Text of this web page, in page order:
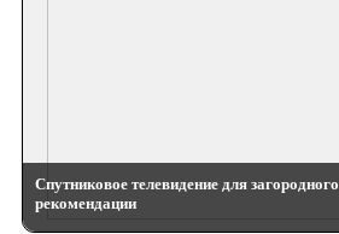
Спутниковое телевидение для
рекомендации